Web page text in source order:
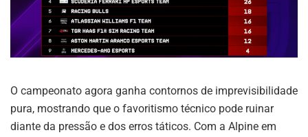
O campeonato agora ganha contornos de imprevisibilidade
pura, mostrando que o favoritismo técnico pode ruinar
diante da pressão e dos erros táticos. Com a Alpine em